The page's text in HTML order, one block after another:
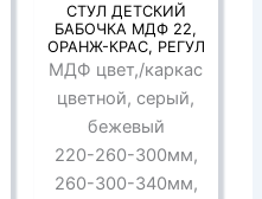
СТУЛ ДЕТСКИЙ
БАБОЧКА МДФ 22,
ОРАНЖ-КРАС, РЕГУЛ
МДФ цвет,/каркас
цветной, серый,
бежевый
220-260-300мм,
260-300-340мм,